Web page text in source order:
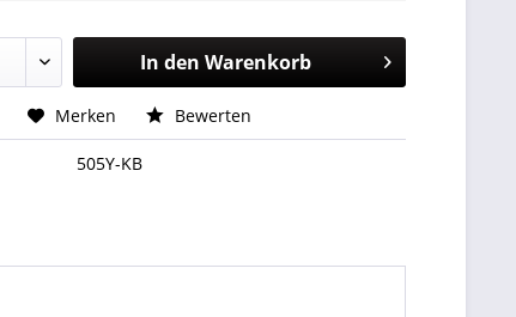
In den Warenkorb
Merken Bewerten
505Y-KB